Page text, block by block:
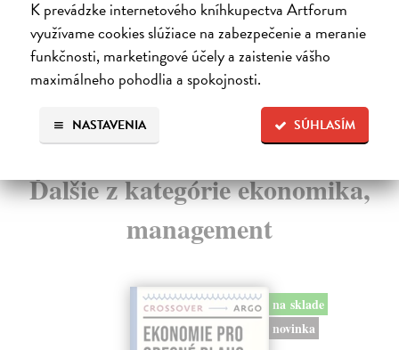
K prevádzke internetového kníhkupectva Artforum
využívame cookies slúžiace na zabezpečenie a meranie
funkčnosti, marketingové účely a zaistenie vášho
maximálneho pohodlia a spokojnosti.
SÚHLASÍM
NASTAVENIA
22,80 €
23,50 €
Ďalšie z kategórie ekonomika,
management
na sklade
novinka